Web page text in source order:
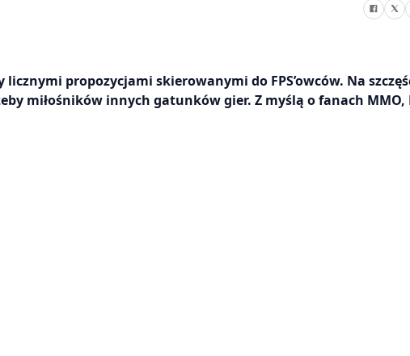
propozycjami skierowanymi do FPS’owców. Na
miłośników innych gatunków gier. Z myślą o fanach MMO,